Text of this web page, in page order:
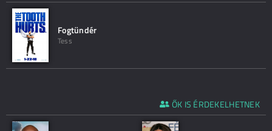
Fogtündér
Tess
ŐK IS ÉRDEKELHETNEK